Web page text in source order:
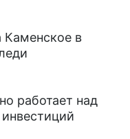
в
работает над